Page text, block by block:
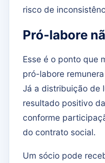
risco de
Pró-labore
Esse é o ponto que
pró-labore
Já a distribuição de
resultado positivo
conforme
do contrato social.
Um sócio pode